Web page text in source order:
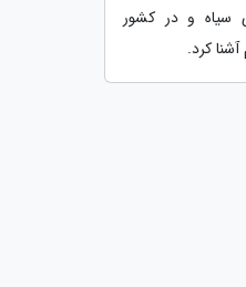
سیاه و در کشور
کرد.